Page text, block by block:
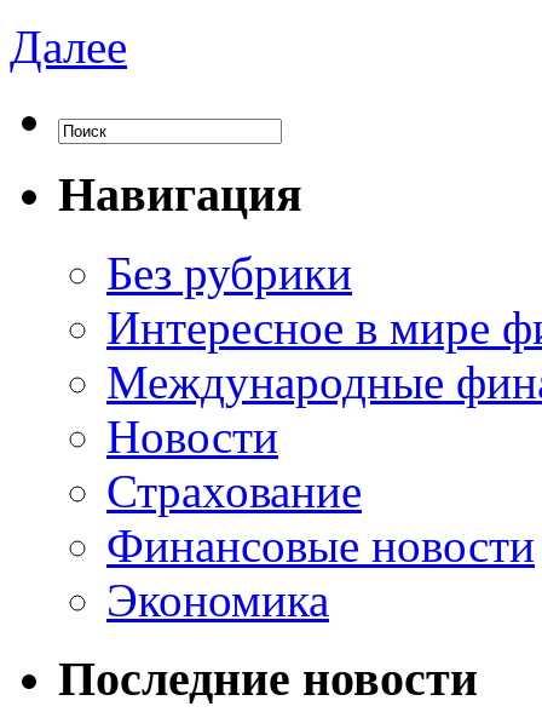
Далее
Навигация
Без рубрики
Интересное в мире
Международные
Новости
Страхование
Финансовые новости
Экономика
Последние новости